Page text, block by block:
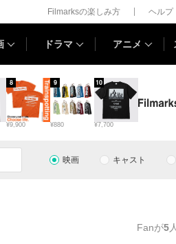
Filmarksの楽しみ方 ヘルプ
ドラマ アニメ
¥9,900
8
¥880
9
¥7,700
10
映画 キャスト
Fanが5